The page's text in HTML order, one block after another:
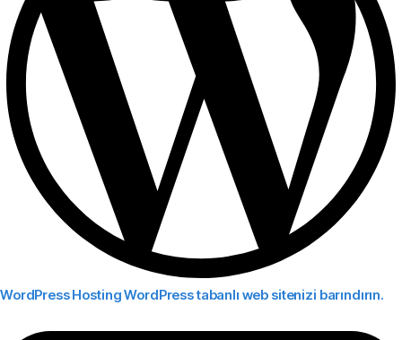
WordPress HostingWordPress tabanlı web sitenizi barındırın.